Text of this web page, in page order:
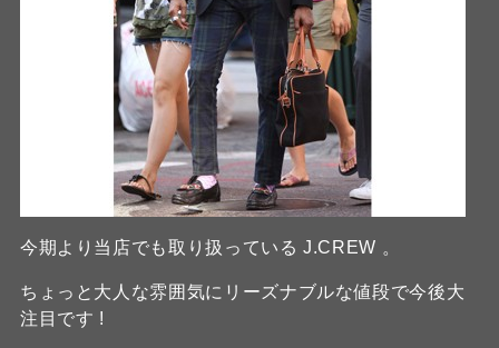
今期より当店でも取り扱っている J.CREW 。
ちょっと大人な雰囲気にリーズナブルな値段で今後大
注目です !